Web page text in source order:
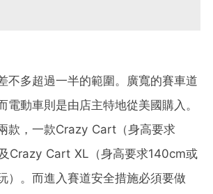
不多超過一半的範圍。廣寬的賽車道
電動車則是由店主特地從美國購入。
款，一款Crazy Cart（身高要求
Crazy Cart XL（身高要求140cm或
）。而進入賽道安全措施必須要做